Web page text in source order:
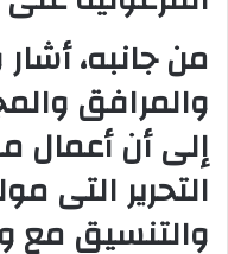
من جانبه،
والمرافق
إلى أن أعمال
التحرير التى
والتنسيق مع